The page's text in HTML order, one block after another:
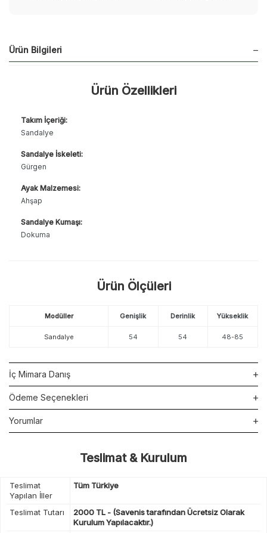
Ürün Bilgileri
Ürün Özellikleri
Takım İçeriği:
Sandalye
Sandalye İskeleti:
Gürgen
Ayak Malzemesi:
Ahşap
Sandalye Kumaşı:
Dokuma
Ürün Ölçüleri
Modüller Genişlik Derinlik Yükseklik
Sandalye 54 54 48-85
İç Mimara Danış
Ödeme Seçenekleri
Yorumlar
Teslimat & Kurulum
Teslimat
Yapılan İller
Tüm Türkiye
Teslimat Tutarı
2000 TL - (Savenis tarafından Ücretsiz Olarak
Kurulum Yapılacaktır.)